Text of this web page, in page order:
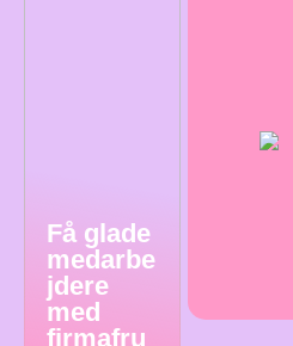
Få glade
medarbe
jdere
med
firmafru